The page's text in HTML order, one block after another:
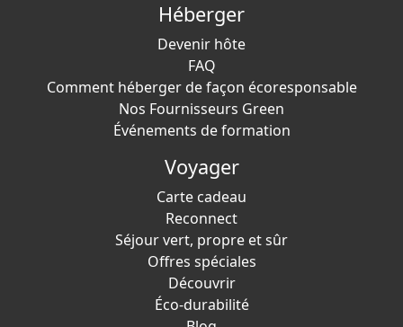
Héberger
Devenir hôte
FAQ
Comment héberger de façon écoresponsable
Nos Fournisseurs Green
Événements de formation
Voyager
Carte cadeau
Reconnect
Séjour vert, propre et sûr
Offres spéciales
Découvrir
Éco-durabilité